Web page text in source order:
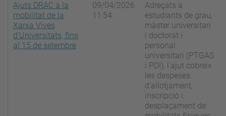
Ajuts DRAC a la
mobilitat de la
Xarxa Vives
d'Universitats, fins
al 15 de setembre
09/04/2026
11:54
Adreçats a
estudiants de grau,
màster universitari
i doctorat i
personal
universitari (PTGAS
i PDI), l'ajut cobreix
les despeses
d’allotjament,
inscripció i
desplaçament de